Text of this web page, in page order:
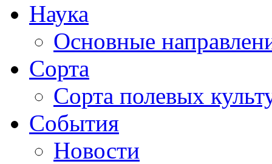
Наука
Основные
Сорта
Сорта полевых
События
Новости